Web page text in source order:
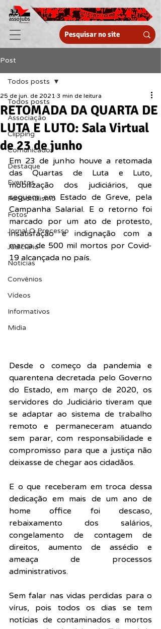
Post
Todos posts
Associação
Clipping
Comunicados
Destaque
Eventos
Funcionalismo
Fotos
Jornal O Processo
Judiciário
Notícias
Convênios
Vídeos
Informativos
Midia
Todos posts
RETOMADA DA QUARTA DE
LUTA E LUTO: Sala Virtual
de 23 de junho
25 de jun. de 2021 3 min de leitura
Em 23 de junho houve a retomada
das Quartas de Luta e Luto,
mobilização dos judiciários, que
seguem em Estado de Greve, pela
Campanha Salarial. E o retorno foi
marcado por um ato de protesto,
insatisfação e indignação com a
marca de 500 mil mortos por Covid-
19 alcançada no país.
Desde o começo da pandemia e
quarentena decretada pelo Governo
do Estado, em março de 2020, os
servidores do Judiciário tiveram que
se adaptar ao sistema de trabalho
remoto e permaneceram atuando
sem parar, com responsabilidade e
compromisso para que a justiça não
deixasse de chegar aos cidadãos.
E o que receberam em troca dessa
dedicação em mais de um ano de
home office foi descaso,
rebaixamento dos salários,
congelamento de contagem de
direitos, aumento de assédio e
ameaça de processos
administrativos.
Sem falar nas vidas perdidas para o
vírus, pois todos os dias se tem
notícias de contaminados e mortos